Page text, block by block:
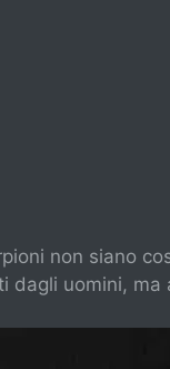
non siano
dagli uomini,